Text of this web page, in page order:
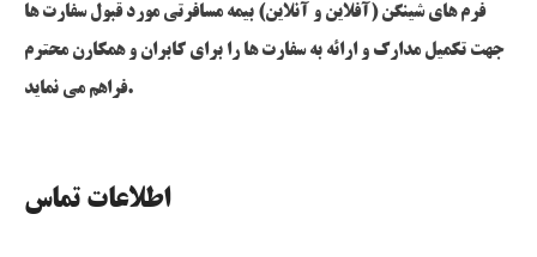
اطلاعات تماس
فرم های شینگن (آفلاین و آنلاین) بیمه مسافرتی مورد قبول سفارت ها
جهت تکمیل مدارک و ارائه به سفارت ها را برای کابران و همکارن محترم
فراهم می نماید.